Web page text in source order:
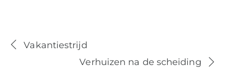
Vakantiestrijd
Verhuizen na de scheiding